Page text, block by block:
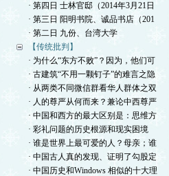
· 第四日 士林官邸（2014年3月21日
· 第三日 阳明书院、诚品书店（201
· 第二日 九份、台湾大学
【传统批判】
· 为什么“东方不败”？因为，他们可
· 古建筑“不用一颗钉子”的难言之隐
· 从两类不同微信群看华人群体之双
· 人的尊严从何而来？兼论中西尊严
· 中国和西方的最大区别是：思维方
· 彩礼问题的历史根源和现实困境
· 谁是世界上最可爱的人？母亲；谁
· 中国古人真的发现、证明了勾股定
· 中国历史和Windows 相似的十大理